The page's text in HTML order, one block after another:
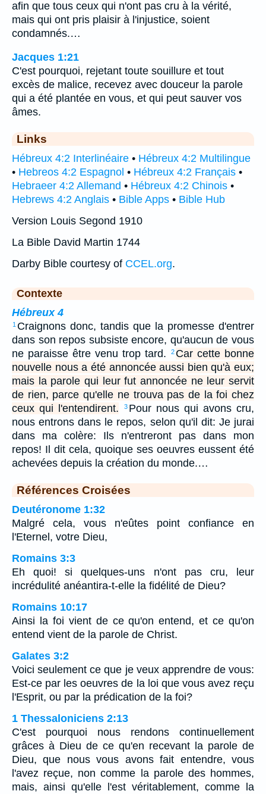
afin que tous ceux qui n'ont pas cru à la vérité,
mais qui ont pris plaisir à l'injustice, soient
condamnés.…
Jacques 1:21
C'est pourquoi, rejetant toute souillure et tout
excès de malice, recevez avec douceur la parole
qui a été plantée en vous, et qui peut sauver vos
âmes.
Links
Hébreux 4:2 Interlinéaire • Hébreux 4:2 Multilingue
• Hebreos 4:2 Espagnol • Hébreux 4:2 Français •
Hebraeer 4:2 Allemand • Hébreux 4:2 Chinois •
Hebrews 4:2 Anglais • Bible Apps • Bible Hub
Version Louis Segond 1910
La Bible David Martin 1744
Darby Bible courtesy of CCEL.org.
Contexte
Hébreux 4
1 Craignons donc, tandis que la promesse d'entrer
dans son repos subsiste encore, qu'aucun de vous
ne paraisse être venu trop tard.
2 Car cette bonne
nouvelle nous a été annoncée aussi bien qu'à eux;
mais la parole qui leur fut annoncée ne leur servit
de rien, parce qu'elle ne trouva pas de la foi chez
ceux qui l'entendirent.
3 Pour nous qui avons cru,
nous entrons dans le repos, selon qu'il dit: Je jurai
dans ma colère: Ils n'entreront pas dans mon
repos! Il dit cela, quoique ses oeuvres eussent été
achevées depuis la création du monde.…
Références Croisées
Deutéronome 1:32
Malgré cela, vous n'eûtes point confiance en
l'Eternel, votre Dieu,
Romains 3:3
Eh quoi! si quelques-uns n'ont pas cru, leur
incrédulité anéantira-t-elle la fidélité de Dieu?
Romains 10:17
Ainsi la foi vient de ce qu'on entend, et ce qu'on
entend vient de la parole de Christ.
Galates 3:2
Voici seulement ce que je veux apprendre de vous:
Est-ce par les oeuvres de la loi que vous avez reçu
l'Esprit, ou par la prédication de la foi?
1 Thessaloniciens 2:13
C'est pourquoi nous rendons continuellement
grâces à Dieu de ce qu'en recevant la parole de
Dieu, que nous vous avons fait entendre, vous
l'avez reçue, non comme la parole des hommes,
mais, ainsi qu'elle l'est véritablement, comme la